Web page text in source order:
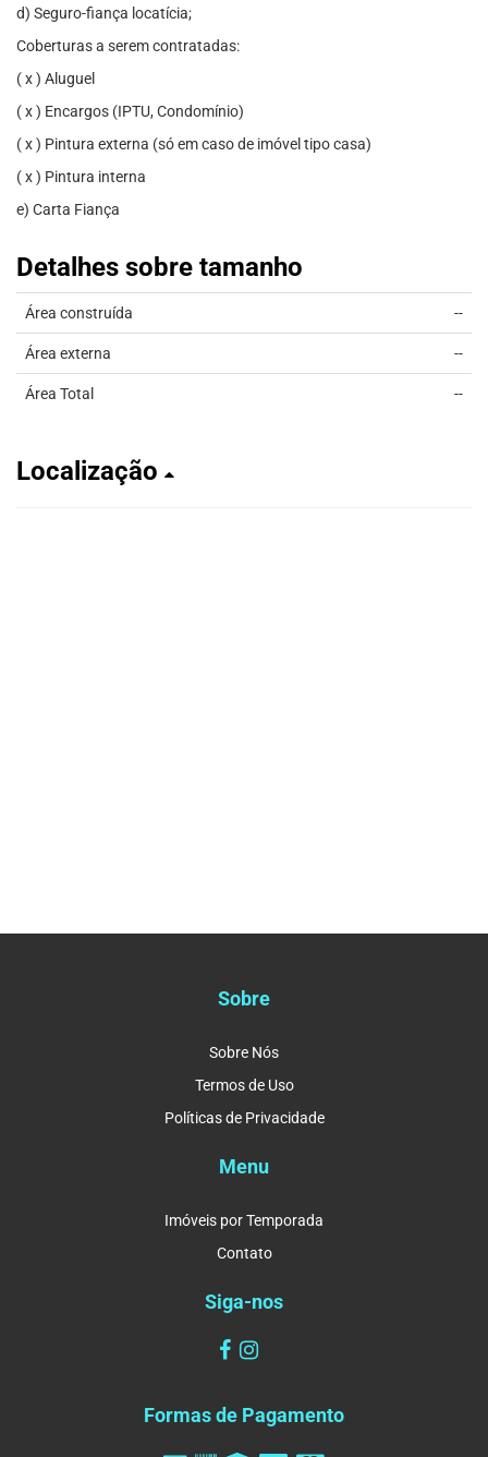
d) Seguro-fiança locatícia;
Coberturas a serem contratadas:
( x ) Aluguel
( x ) Encargos (IPTU, Condomínio)
( x ) Pintura externa (só em caso de imóvel tipo casa)
( x ) Pintura interna
e) Carta Fiança
Detalhes sobre tamanho
Área construída --
Área externa --
Área Total --
Localização
Sobre
Sobre Nós
Termos de Uso
Políticas de Privacidade
Menu
Imóveis por Temporada
Contato
Siga-nos
Formas de Pagamento